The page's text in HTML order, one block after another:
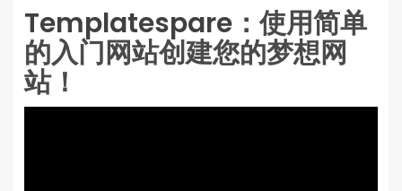
Templatespare ：使用简单
的入门网站创建您的梦想网
站！